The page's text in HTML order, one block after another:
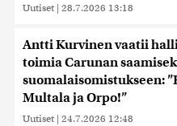
Uutiset | 28.7.2026 13:18
Antti Kurvinen vaatii
toimia Carunan
suomalaisomistukseen:
Multala ja Orpo!”
Uutiset | 24.7.2026 12:48